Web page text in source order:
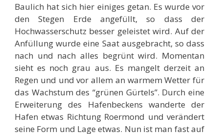
Baulich hat sich hier einiges getan. Es wurde vor
den Stegen Erde angefüllt, so dass der
Hochwasserschutz besser geleistet wird. Auf der
Anfüllung wurde eine Saat ausgebracht, so dass
nach und nach alles begrünt wird. Momentan
sieht es noch grau aus. Es mangelt derzeit an
Regen und und vor allem an warmem Wetter für
das Wachstum des “grünen Gürtels”. Durch eine
Erweiterung des Hafenbeckens wanderte der
Hafen etwas Richtung Roermond und verändert
seine Form und Lage etwas. Nun ist man fast auf